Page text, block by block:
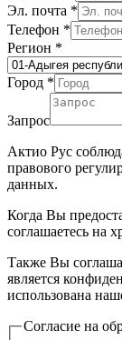
Эл. почта *
Телефон *
Регион *
Город *
Запрос
Актио Рус
правового
данных.
Когда Вы
соглашаетесь на
Также Вы
является
использована
Согласие на